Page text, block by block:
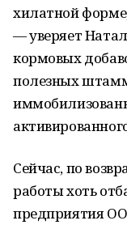
хилатной
— уверяет
кормовых
полезных
Сейчас, по
работы хоть
предприятия